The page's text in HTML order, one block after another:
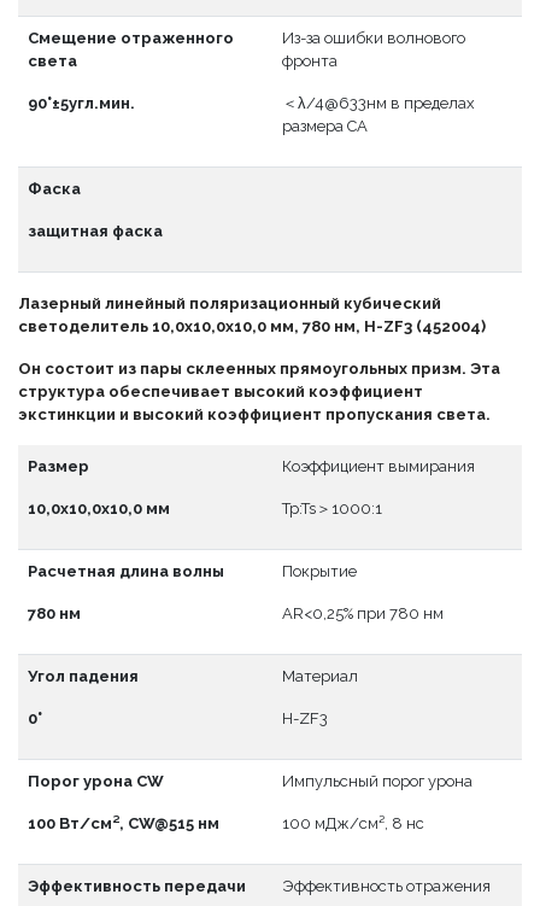
Смещение отраженного
света
90°±5угл.мин.
Из-за ошибки волнового
фронта
＜λ/4@633нм в пределах
размера CA
Фаска
защитная фаска
Лазерный линейный поляризационный кубический
светоделитель 10,0x10,0x10,0 мм, 780 нм, H-ZF3 (452004)
Он состоит из пары склеенных прямоугольных призм. Эта
структура обеспечивает высокий коэффициент
экстинкции и высокий коэффициент пропускания света.
Размер
10,0x10,0x10,0 мм
Коэффициент вымирания
Tp:Ts＞1000:1
Расчетная длина волны
780 нм
Покрытие
АR<0,25% при 780 нм
Угол падения
0°
Материал
H-ZF3
Порог урона CW
100 Вт/см², CW@515 нм
Импульсный порог урона
100 мДж/см², 8 нс
Эффективность передачи Эффективность отражения